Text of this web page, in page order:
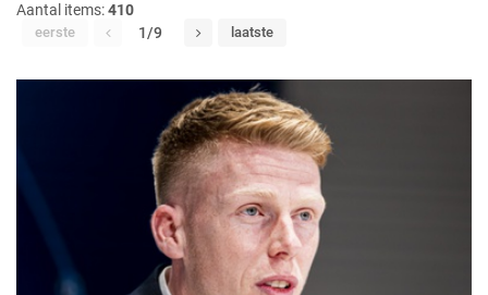
Aantal items:410
eerste 1/9 laatste